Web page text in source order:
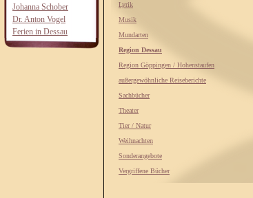
Johanna Schober
Dr. Anton Vogel
Ferien in Dessau
Lyrik
Musik
Mundarten
Region Dessau
Region Göppingen / Hohenstaufen
außergewöhnliche Reiseberichte
Sachbücher
Theater
Tier / Natur
Weihnachten
Sonderangebote
Vergriffene Bücher